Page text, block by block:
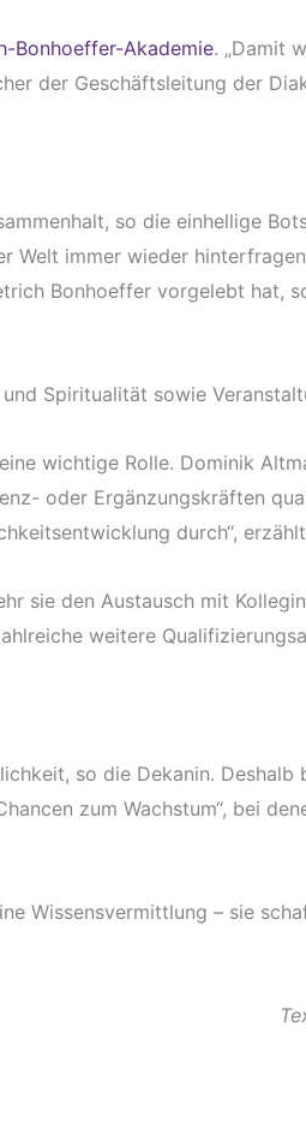
Bonhoeffer-Akademie. „Damit
der Geschäftsleitung der
so die einhellige
Welt immer wieder
Bonhoeffer vorgelebt hat,
Spiritualität sowie
wichtige Rolle. Dominik
oder Ergänzungskräften
durch“,
sie den Austausch mit
weitere
so die Dekanin.
zum Wachstum“, bei
Wissensvermittlung – sie